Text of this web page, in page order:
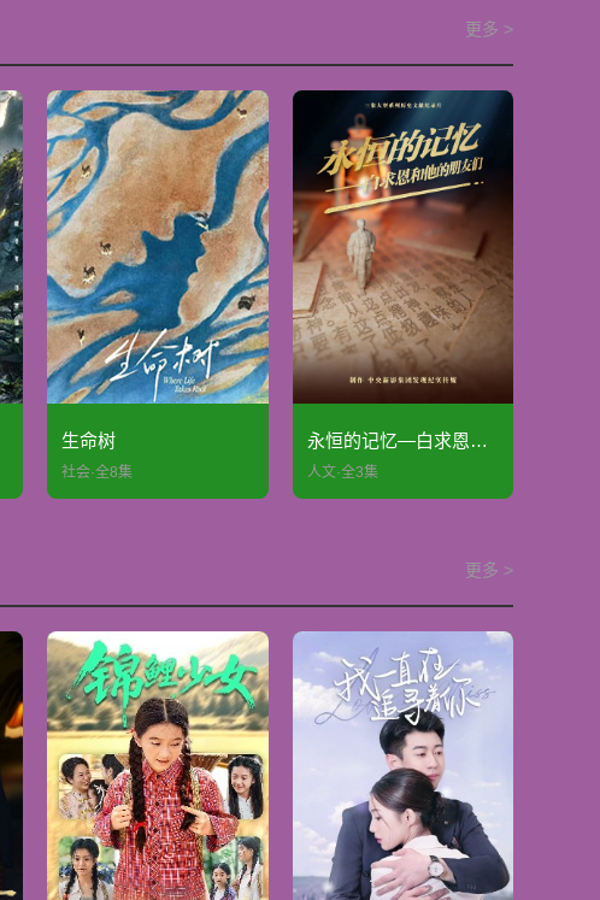
更多 >
生命树
社会·全8集
永恒的记忆—白求恩和他的朋友们
人文·全3集
更多 >